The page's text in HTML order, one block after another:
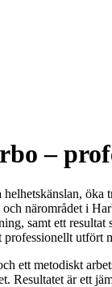
–
närområdet i
samt ett
ett metodiskt
Resultatet är ett